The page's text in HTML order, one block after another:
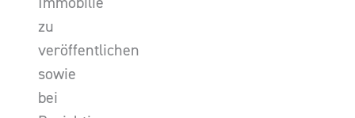
zu
veröffentlichen
sowie
bei